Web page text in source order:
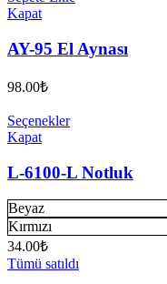
Kapat
AY-95 El Aynası
98.00₺
Seçenekler
Kapat
L-6100-L Notluk
Beyaz
Kırmızı
34.00₺
Tümü satıldı